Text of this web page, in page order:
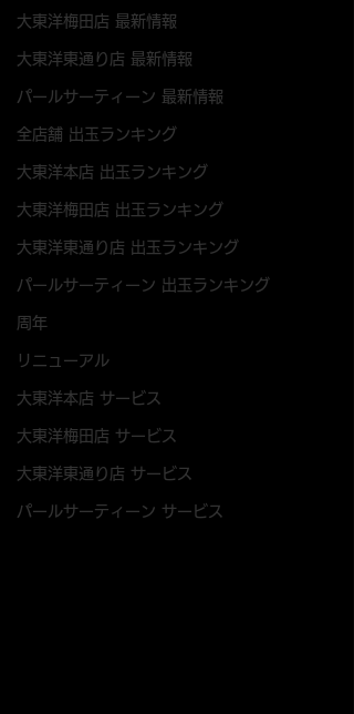
大東洋梅田店 最新情報
大東洋東通り店 最新情報
パールサーティーン 最新情報
全店舗 出玉ランキング
大東洋本店 出玉ランキング
大東洋梅田店 出玉ランキング
大東洋東通り店 出玉ランキング
パールサーティーン 出玉ランキング
周年
リニューアル
大東洋本店 サービス
大東洋梅田店 サービス
大東洋東通り店 サービス
パールサーティーン サービス